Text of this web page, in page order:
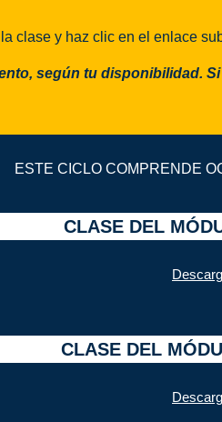
clase y haz clic en el enlace
según tu disponibilidad.
ESTE CICLO COMPRENDE
CLASE DEL
CLASE DEL